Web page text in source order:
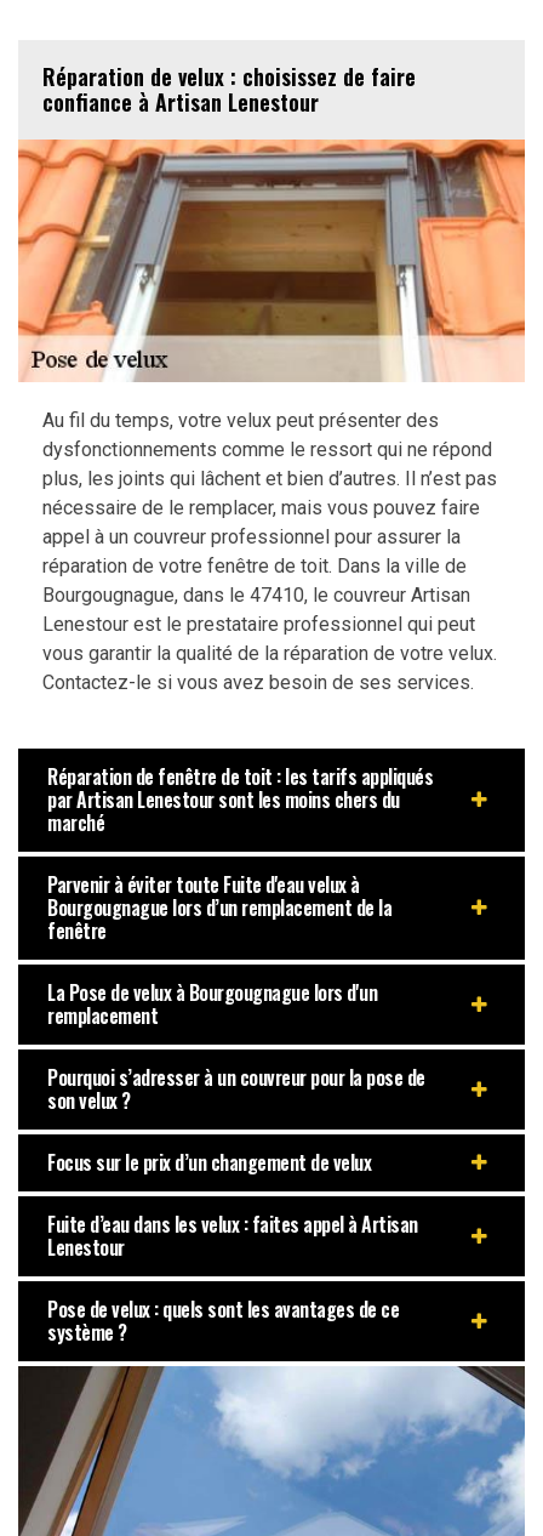
Réparation de velux : choisissez de faire
confiance à Artisan Lenestour
Au fil du temps, votre velux peut présenter des
dysfonctionnements comme le ressort qui ne répond
plus, les joints qui lâchent et bien d’autres. Il n’est pas
nécessaire de le remplacer, mais vous pouvez faire
appel à un couvreur professionnel pour assurer la
réparation de votre fenêtre de toit. Dans la ville de
Bourgougnague, dans le 47410, le couvreur Artisan
Lenestour est le prestataire professionnel qui peut
vous garantir la qualité de la réparation de votre velux.
Contactez-le si vous avez besoin de ses services.
Réparation de fenêtre de toit : les tarifs appliqués
par Artisan Lenestour sont les moins chers du
marché
Parvenir à éviter toute Fuite d'eau velux à
Bourgougnague lors d’un remplacement de la
fenêtre
La Pose de velux à Bourgougnague lors d'un
remplacement
Pourquoi s’adresser à un couvreur pour la pose de
son velux ?
Focus sur le prix d’un changement de velux
Fuite d’eau dans les velux : faites appel à Artisan
Lenestour
Pose de velux : quels sont les avantages de ce
système ?